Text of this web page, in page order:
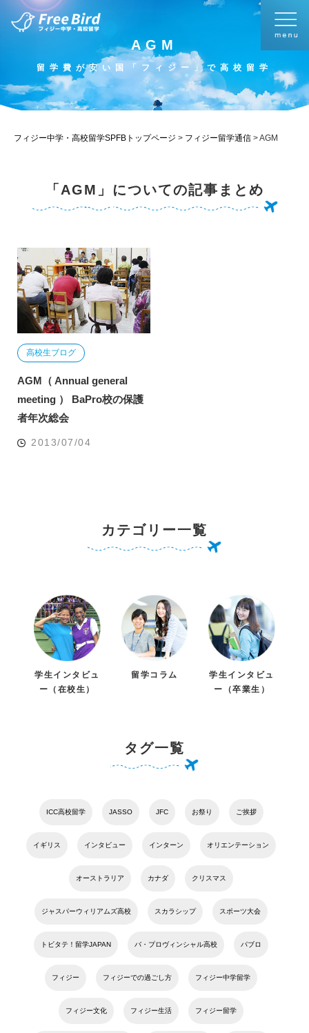
AGM
留学費が安い国「フィジー」で高校留学
フィジー中学・高校留学SPFBトップページ > フィジー留学通信 >AGM
「AGM」についての記事まとめ
高校生ブログ
AGM（ Annual general
meeting ） BaPro校の保護
者年次総会
2013/07/04
カテゴリー一覧
学生インタビュ
ー（在校生）
留学コラム
学生インタビュ
ー（卒業生）
タグ一覧
ICC高校留学 JASSO JFC お祭り ご挨拶
イギリス インタビュー インターン オリエンテーション
オーストラリア カナダ クリスマス
ジャスパーウィリアムズ高校 スカラシップ スポーツ大会
トビタテ！留学JAPAN バ・プロヴィンシャル高校 パブロ
フィジー フィジーでの過ごし方 フィジー中学留学
フィジー文化 フィジー生活 フィジー留学